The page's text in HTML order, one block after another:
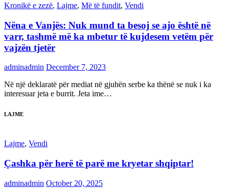
Kronikë e zezë, Lajme, Më të fundit, Vendi
Nëna e Vanjës: Nuk mund ta besoj se ajo është në
varr, tashmë më ka mbetur të kujdesem vetëm për
vajzën tjetër
adminadmin December 7, 2023
Në një deklaratë për mediat në gjuhën serbe ka thënë se nuk i ka
interesuar jeta e burrit. Jeta ime…
LAJME
Lajme, Vendi
Çashka për herë të parë me kryetar shqiptar!
adminadmin October 20, 2025